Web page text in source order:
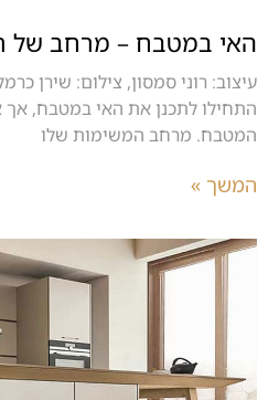
האי במטבח – מרחב של
עיצוב: רוני סמסון, צילום: שירן
התחילו לתכנן את האי במטבח,
המטבח. מרחב המשימות שלו
המשך »